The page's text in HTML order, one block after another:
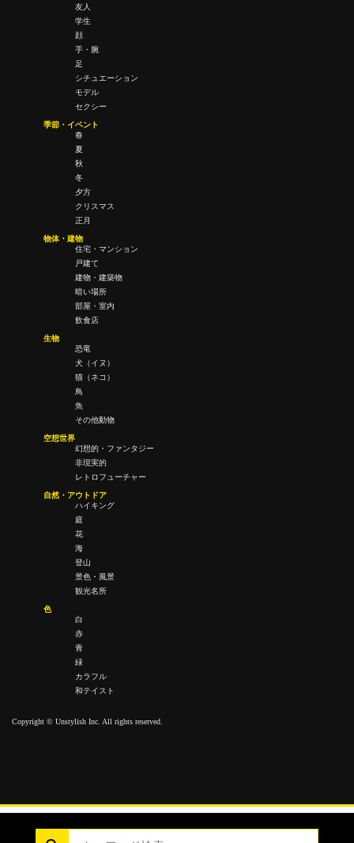
友人
学生
顔
手・腕
足
シチュエーション
モデル
セクシー
季節・イベント
春
夏
秋
冬
夕方
クリスマス
正月
物体・建物
住宅・マンション
戸建て
建物・建築物
暗い場所
部屋・室内
飲食店
生物
恐竜
犬（イヌ）
猫（ネコ）
鳥
魚
その他動物
空想世界
幻想的・ファンタジー
非現実的
レトロフューチャー
自然・アウトドア
ハイキング
庭
花
海
登山
景色・風景
観光名所
色
白
赤
青
緑
カラフル
和テイスト
Copyright © Unstylish Inc. All rights reserved.